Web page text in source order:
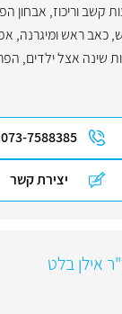
קשב וריכוז, אבחון
,כאב ראש ומיגרנה,
שינה אצל ילדים,
073-7588385
יצירת קשר
אילן בלט